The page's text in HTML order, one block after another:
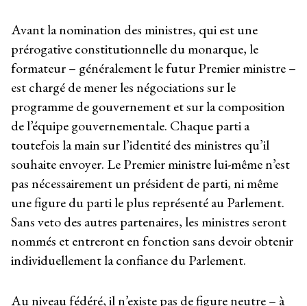
Avant la nomination des ministres, qui est une
prérogative constitutionnelle du monarque, le
formateur – généralement le futur Premier ministre –
est chargé de mener les négociations sur le
programme de gouvernement et sur la composition
de l’équipe gouvernementale. Chaque parti a
toutefois la main sur l’identité des ministres qu’il
souhaite envoyer. Le Premier ministre lui-même n’est
pas nécessairement un président de parti, ni même
une figure du parti le plus représenté au Parlement.
Sans veto des autres partenaires, les ministres seront
nommés et entreront en fonction sans devoir obtenir
individuellement la confiance du Parlement.
Au niveau fédéré, il n’existe pas de figure neutre – à